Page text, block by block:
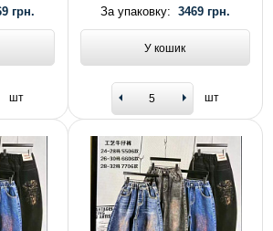
грн.
шт
За упаковку: 3469 грн.
У кошик
шт